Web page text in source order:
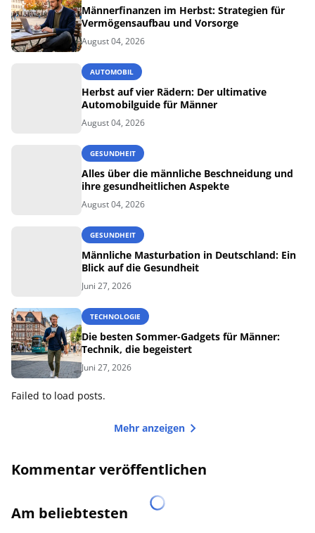
Männerfinanzen im Herbst: Strategien für
Vermögensaufbau und Vorsorge
August 04, 2026
AUTOMOBIL
Herbst auf vier Rädern: Der ultimative
Automobilguide für Männer
August 04, 2026
GESUNDHEIT
Alles über die männliche Beschneidung und
ihre gesundheitlichen Aspekte
August 04, 2026
GESUNDHEIT
Männliche Masturbation in Deutschland: Ein
Blick auf die Gesundheit
Juni 27, 2026
TECHNOLOGIE
Die besten Sommer-Gadgets für Männer:
Technik, die begeistert
Juni 27, 2026
Failed to load posts.
Mehr anzeigen
Kommentar veröffentlichen
Am beliebtesten